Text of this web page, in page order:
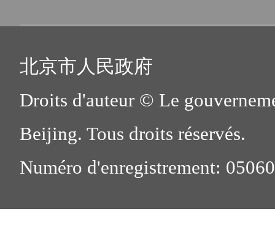
北京市人民政府
Droits d'auteur © Le
Beijing. Tous droits réservés.
Numéro d'enregistrement: